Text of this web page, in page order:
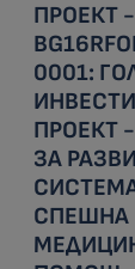
ПРОЕКТ -
0001:
ПРОЕКТ
ЗА
СПЕШНА